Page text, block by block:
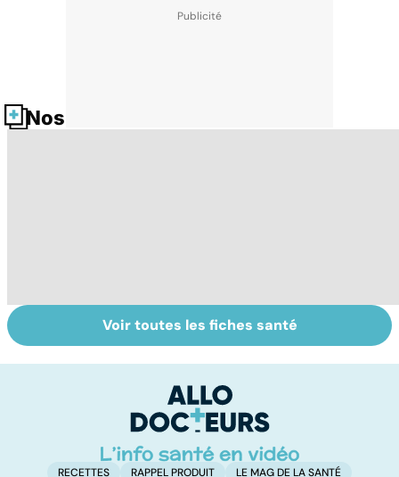
Nos fiches santé
Dérèglement
hormonal : et si
Tout savoir sur
les infections
Voir toutes les fiches santé
RECETTES RAPPEL PRODUIT LE MAG DE LA SANTÉ